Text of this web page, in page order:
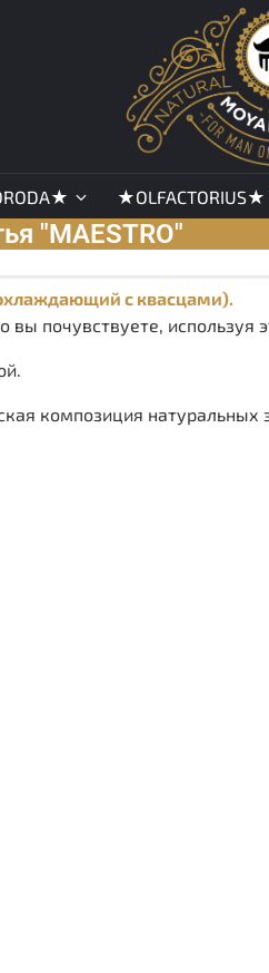
★OLFACTORIUS★
"MAESTRO"
с квасцами).
почувствуете, используя
композиция